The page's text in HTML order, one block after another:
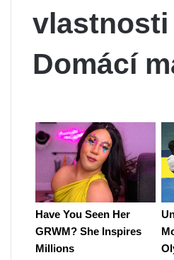
vlastnosti
Domácí